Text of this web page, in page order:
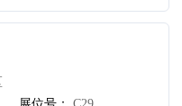
解决方案。在中国，贝克
诊疗服务，助力“健康中